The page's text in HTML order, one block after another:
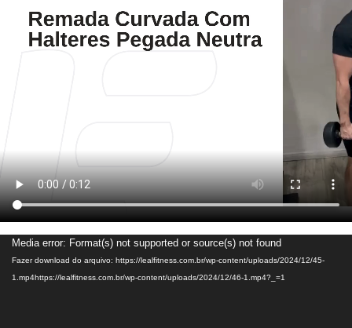
Tocador
de
vídeo
Media error: Format(s) not supported or source(s) not found
Fazer download do arquivo: https://lealfitness.com.br/wp-content/uploads/2024/12/45-
1.mp4https://lealfitness.com.br/wp-content/uploads/2024/12/46-1.mp4?_=1